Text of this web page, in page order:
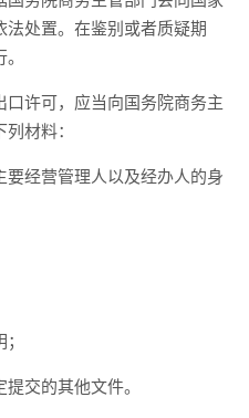
处置。在鉴别或者质疑期
许可，应当向国务院商务主
材料：
要经营管理人以及经办人的身
交的其他文件。